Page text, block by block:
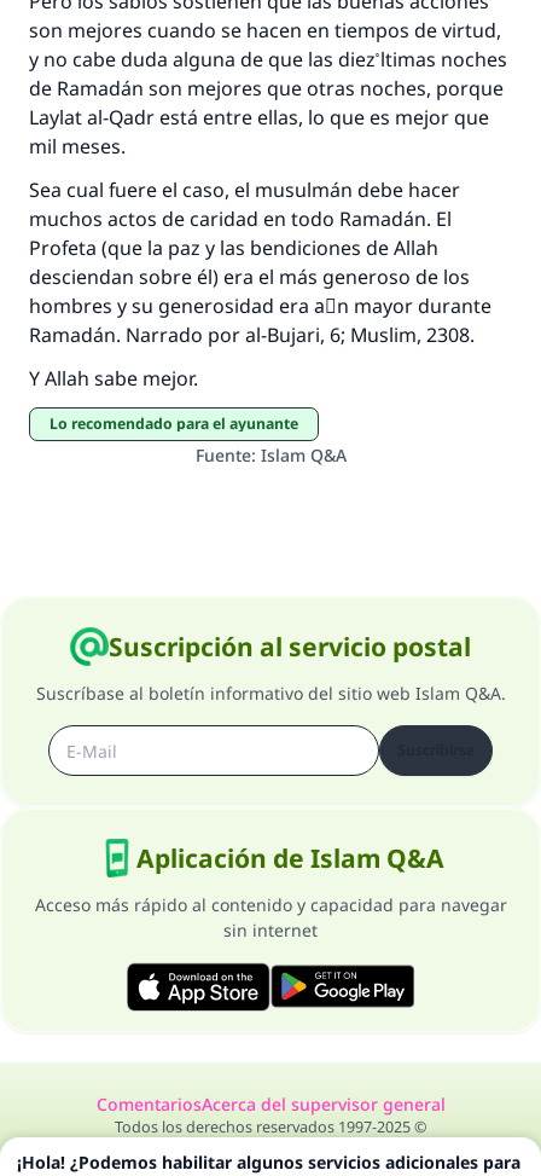
son mejores cuando se hacen en tiempos de virtud,
y no cabe duda alguna de que las diez ْltimas noches
de Ramadán son mejores que otras noches, porque
Laylat al-Qadr está entre ellas, lo que es mejor que
mil meses.
Sea cual fuere el caso, el musulmán debe hacer
muchos actos de caridad en todo Ramadán. El
Profeta (que la paz y las bendiciones de Allah
desciendan sobre él) era el más generoso de los
hombres y su generosidad era aْn mayor durante
Ramadán. Narrado por al-Bujari, 6; Muslim, 2308.
Y Allah sabe mejor.
Lo recomendado para el ayunante
Fuente: Islam Q&A
Suscripción al servicio postal
Suscríbase al boletín informativo del sitio web Islam Q&A.
Aplicación de Islam Q&A
Acceso más rápido al contenido y capacidad para navegar
sin internet
ComentariosAcerca del supervisor general
Todos los derechos reservados 1997-2025 ©
Desde la Q hasta la A, su contribución ayuda a
IslamQA.
Profeta ﷺ dijo:
"Una persona que orienta a otros a hacer el
bien obtendrá la misma recompensa que
aquellos que lo realicen."
(MUSLIM, 1893)
Contribuir
¡Hola! ¿Podemos habilitar algunos servicios adicionales para